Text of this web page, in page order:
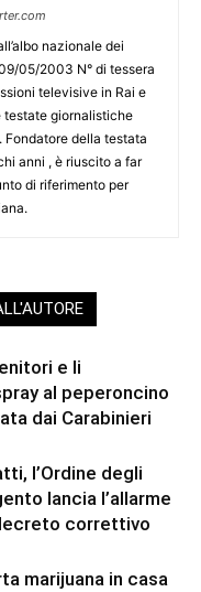
nazionale dei
05/2003 N° di tessera
televisive in Rai e
testate giornalistiche
della testata
anni , è riuscito a far
di riferimento per
e li
al peperoncino
dai Carabinieri
l’Ordine degli
lancia l’allarme
correttivo
marijuana in casa